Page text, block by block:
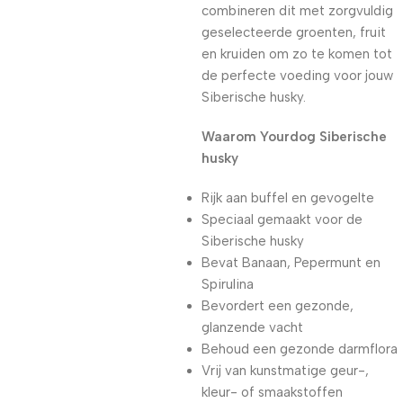
combineren dit met zorgvuldig
geselecteerde groenten, fruit
en kruiden om zo te komen tot
de perfecte voeding voor jouw
Siberische husky.
Waarom Yourdog Siberische
husky
Rijk aan buffel en gevogelte
Speciaal gemaakt voor de
Siberische husky
Bevat Banaan, Pepermunt en
Spirulina
Bevordert een gezonde,
glanzende vacht
Behoud een gezonde darmflora
Vrij van kunstmatige geur-,
kleur- of smaakstoffen